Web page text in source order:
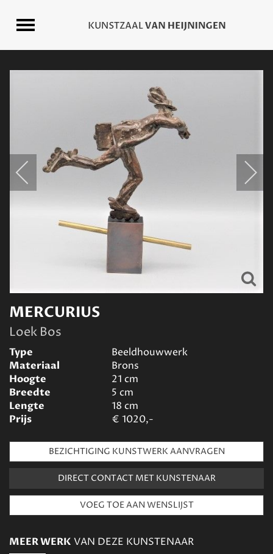
MERCURIUS
Loek Bos
Type
Beeldhouwwerk
Materiaal
Brons
Hoogte
21 cm
Breedte
5 cm
Lengte
18 cm
Prijs
€ 1020,-
BEZICHTIGING KUNSTWERK AANVRAGEN
DIRECT CONTACT MET KUNSTENAAR
MEER WERK VAN DEZE KUNSTENAAR